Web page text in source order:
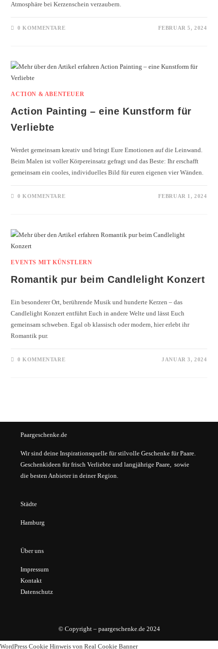
Atmosphäre bei Kerzenschein verzaubern.
0 KOMMENTARE FEBRUAR 5, 2024
ACTION & ABENTEUER
Action Painting – eine Kunstform für
Verliebte
Werdet gemeinsam kreativ und bringt Eure Emotionen auf die Leinwand.
Beim Malen ist voller Körpereinsatz gefragt und das Beste: Ihr erschafft
gemeinsam ein cooles, individuelles Bild für euren eigenen vier Wänden.
0 KOMMENTARE FEBRUAR 1, 2024
EVENTS MIT KÜNSTLERN
Romantik pur beim Candlelight Konzert
Ein besonderer Ort, berührende Musik und hunderte Kerzen – das
Candlelight Konzert entführt Euch in andere Welte und lässt Euch
gemeinsam schweben. Egal ob klassisch oder modern, hier erlebt ihr
Romantik pur.
0 KOMMENTARE JANUAR 3, 2024
Paargeschenke.de
Wir sind deine Inspirationsquelle für stilvolle Geschenke für Paare.
Geschenkideen für frisch Verliebte und langjährige Paare, sowie
die besten Anbieter in deiner Region.
Städte
Hamburg
Über uns
Impressum
Kontakt
Datenschutz
© Copyright – paargeschenke.de 2024
WordPress Cookie Hinweis von Real Cookie Banner